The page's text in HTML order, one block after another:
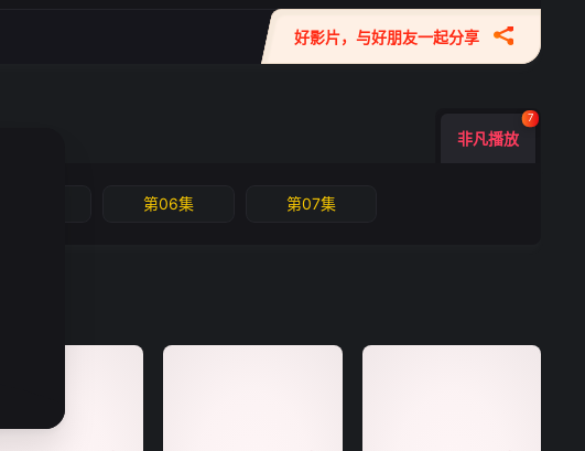
好影片，与好朋友一起分享
非凡播放
7
第06集 第07集